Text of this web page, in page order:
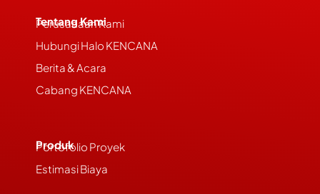
Tentang Kami
Perusahaan Kami
Hubungi Halo KENCANA
Berita & Acara
Cabang KENCANA
Produk
Portofolio Proyek
Estimasi Biaya